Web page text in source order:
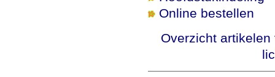
Online bestellen
Overzicht